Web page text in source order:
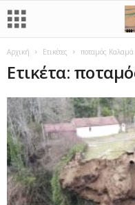
Αρχική Ετικέτες ποταμός Καλαμά
Ετικέτα: